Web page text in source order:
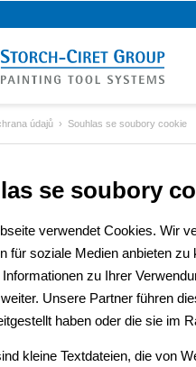
údajů Souhlas se soubory cookie
se soubory
verwendet Cookies. Wir
für soziale Medien anbieten
zu Ihrer
Unsere Partner führen
haben oder die sie im
kleine Textdateien, die von